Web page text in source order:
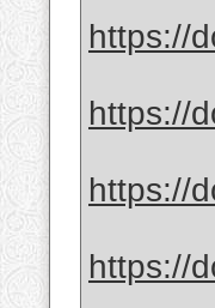
https://
https://
https://
https://